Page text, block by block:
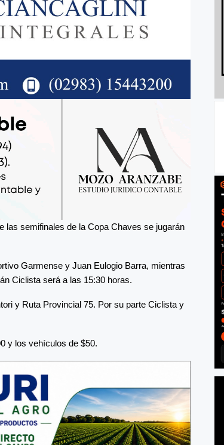
las semifinales de la Copa Chaves se jugarán
Garmense y Juan Eulogio Barra, mientras
Ciclista será a las 15:30 horas.
y Ruta Provincial 75. Por su parte Ciclista y
y los vehículos de $50.